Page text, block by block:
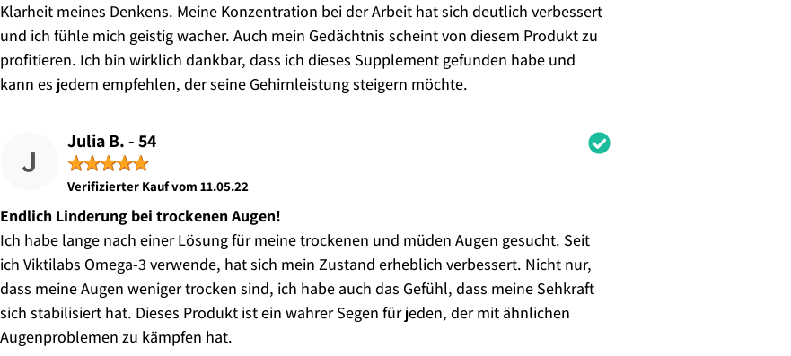
Klarheit meines Denkens. Meine Konzentration bei der Arbeit hat sich deutlich verbessert
und ich fühle mich geistig wacher. Auch mein Gedächtnis scheint von diesem Produkt zu
profitieren. Ich bin wirklich dankbar, dass ich dieses Supplement gefunden habe und
kann es jedem empfehlen, der seine Gehirnleistung steigern möchte.
Julia B. - 54
★★★★★
Verifizierter Kauf vom 11.05.22
Endlich Linderung bei trockenen Augen!
Ich habe lange nach einer Lösung für meine trockenen und müden Augen gesucht. Seit
ich Viktilabs Omega-3 verwende, hat sich mein Zustand erheblich verbessert. Nicht nur,
dass meine Augen weniger trocken sind, ich habe auch das Gefühl, dass meine Sehkraft
sich stabilisiert hat. Dieses Produkt ist ein wahrer Segen für jeden, der mit ähnlichen
Augenproblemen zu kämpfen hat.